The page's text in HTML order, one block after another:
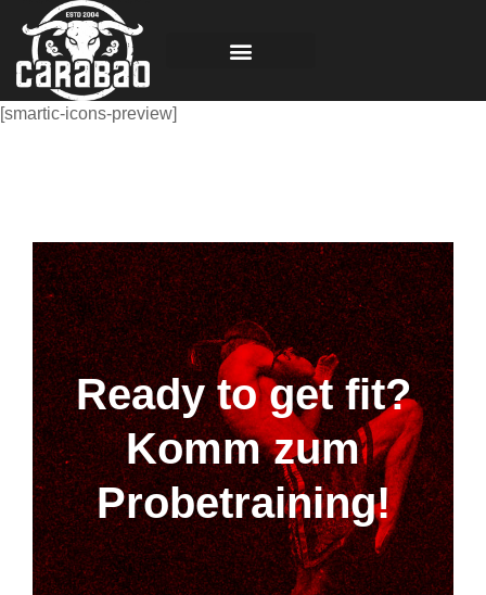
[smartic-icons-preview]
Ready to get fit?
Komm zum
Probetraining!